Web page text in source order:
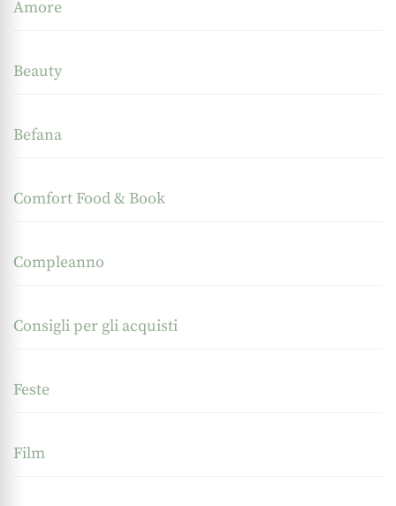
Amore
Beauty
Befana
Comfort Food & Book
Compleanno
Consigli per gli acquisti
Feste
Film